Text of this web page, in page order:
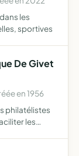
les
sportives
De Givet
en 1956
philatélistes
les